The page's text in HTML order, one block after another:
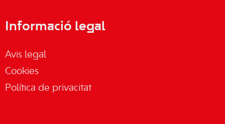
Informació legal
Avis legal
Cookies
Política de privacitat